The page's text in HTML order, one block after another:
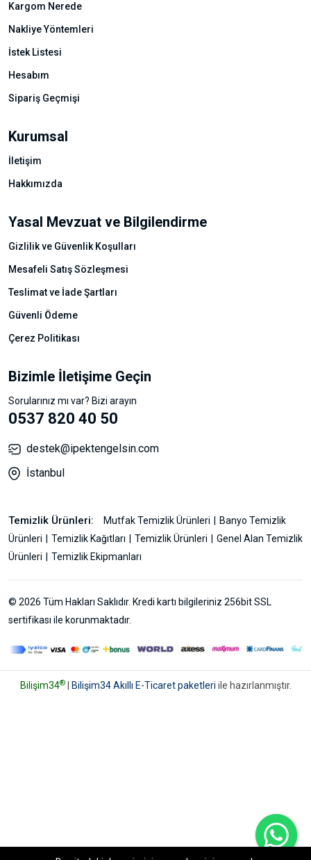
Kargom Nerede
Nakliye Yöntemleri
İstek Listesi
Hesabım
Sipariş Geçmişi
Kurumsal
İletişim
Hakkımızda
Yasal Mevzuat ve Bilgilendirme
Gizlilik ve Güvenlik Koşulları
Mesafeli Satış Sözleşmesi
Teslimat ve İade Şartları
Güvenli Ödeme
Çerez Politikası
Bizimle İletişime Geçin
Sorularınız mı var? Bizi arayın
0537 820 40 50
destek@ipektengelsin.com
İstanbul
Temizlik Ürünleri: Mutfak Temizlik Ürünleri
Banyo Temizlik
Ürünleri
Temizlik Kağıtları Temizlik Ürünleri
Genel Alan Temizlik
Ürünleri
Temizlik Ekipmanları
© 2026 Tüm Hakları Saklıdır. Kredi kartı bilgileriniz 256bit SSL
sertifikası ile korunmaktadır.
Bilişim34®| Bilişim34 Akıllı E-Ticaret paketleri ile hazırlanmıştır.